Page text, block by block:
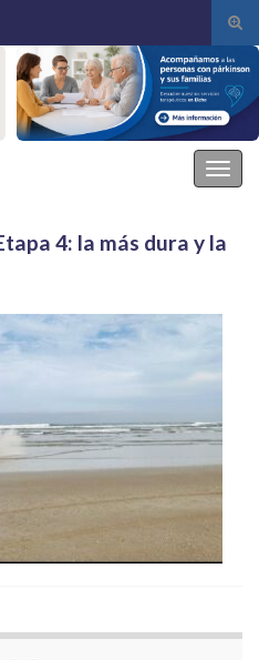
de
4: la más dura y la